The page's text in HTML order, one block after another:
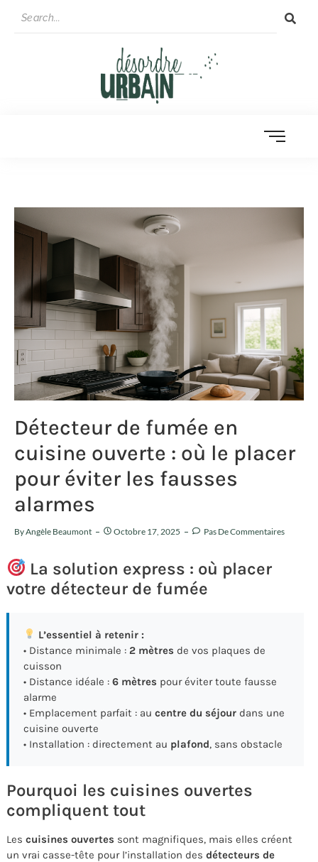
Détecteur de fumée en
cuisine ouverte : où le placer
pour éviter les fausses
alarmes
ByAngèle Beaumont Octobre 17, 2025 Pas De Commentaires
La solution express : où placer
votre détecteur de fumée
L’essentiel à retenir :
• Distance minimale : 2 mètres de vos plaques de
cuisson
• Distance idéale : 6 mètres pour éviter toute fausse
alarme
• Emplacement parfait : au centre du séjour dans une
cuisine ouverte
• Installation : directement au plafond, sans obstacle
Pourquoi les cuisines ouvertes
compliquent tout
Les cuisines ouvertes sont magnifiques, mais elles créent
un vrai casse-tête pour l’installation des détecteurs de